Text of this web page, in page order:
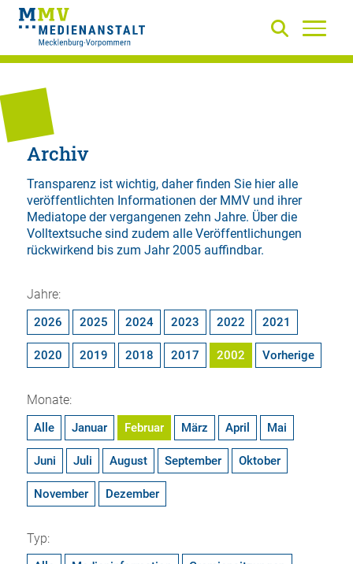
Archiv
Transparenz ist wichtig, daher finden Sie hier alle
veröffentlichten Informationen der MMV und ihrer
Mediatope der vergangenen zehn Jahre. Über die
Volltextsuchesind zudem alle Veröffentlichungen
rückwirkend bis zum Jahr 2005 auffindbar.
Jahre:
2026 2025 2024 2023 2022 2021
2020 2019 2018 2017 2002 Vorherige
Monate:
Alle Januar Februar März April Mai
Juni Juli August September Oktober
November Dezember
Typ: